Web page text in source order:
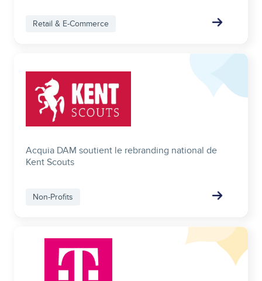
Retail & E-Commerce
Image
Acquia DAM soutient le rebranding national de
Kent Scouts
Non-Profits